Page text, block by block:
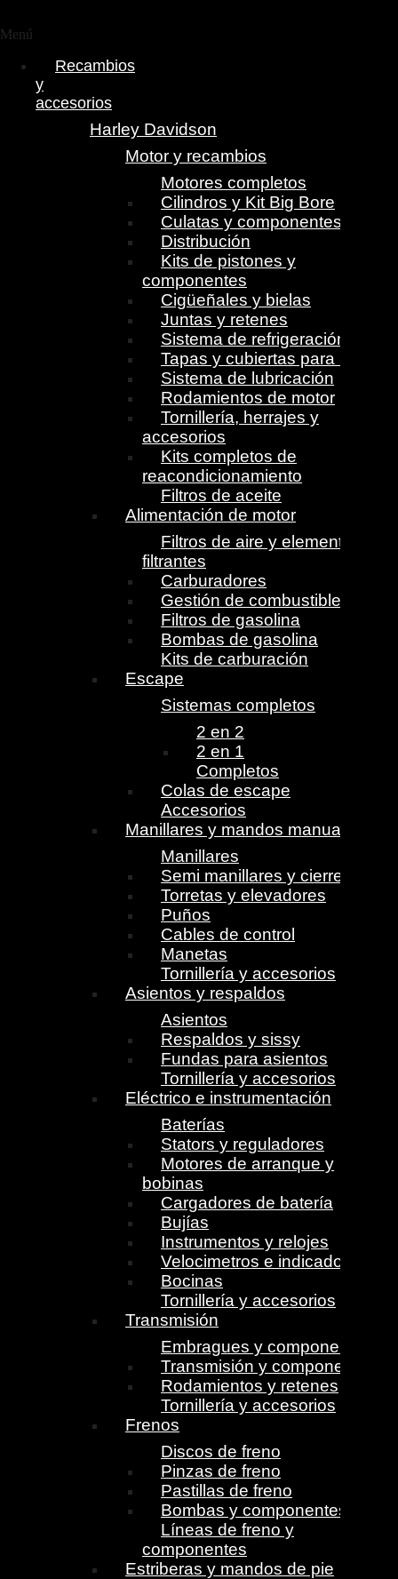
Menú
Recambios
y
accesorios
Harley Davidson
Motor y recambios
Motores completos
Cilindros y Kit Big Bore
Culatas y componentes
Distribución
Kits de pistones y
componentes
Cigüeñales y bielas
Juntas y retenes
Sistema de refrigeración
Tapas y cubiertas para motor
Sistema de lubricación
Rodamientos de motor
Tornillería, herrajes y
accesorios
Kits completos de
reacondicionamiento
Filtros de aceite
Alimentación de motor
Filtros de aire y elementos
filtrantes
Carburadores
Gestión de combustible
Filtros de gasolina
Bombas de gasolina
Kits de carburación
Escape
Sistemas completos
2 en 2
2 en 1
Completos
Colas de escape
Accesorios
Manillares y mandos manuales
Manillares
Semi manillares y cierres
Torretas y elevadores
Puños
Cables de control
Manetas
Tornillería y accesorios
Asientos y respaldos
Asientos
Respaldos y sissy
Fundas para asientos
Tornillería y accesorios
Eléctrico e instrumentación
Baterías
Stators y reguladores
Motores de arranque y
bobinas
Cargadores de batería
Bujías
Instrumentos y relojes
Velocimetros e indicadores
Bocinas
Tornillería y accesorios
Transmisión
Embragues y componentes
Transmisión y componentes
Rodamientos y retenes
Tornillería y accesorios
Frenos
Discos de freno
Pinzas de freno
Pastillas de freno
Bombas y componentes
Líneas de freno y
componentes
Estriberas y mandos de pie